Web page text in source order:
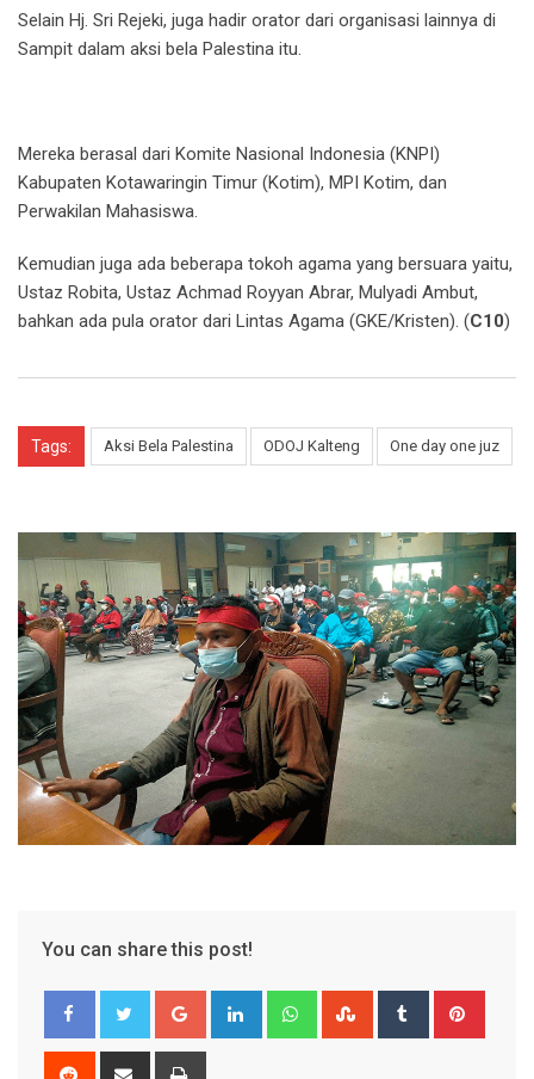
Selain Hj. Sri Rejeki, juga hadir orator dari organisasi lainnya di
Sampit dalam aksi bela Palestina itu.
Mereka berasal dari Komite Nasional Indonesia (KNPI)
Kabupaten Kotawaringin Timur (Kotim), MPI Kotim, dan
Perwakilan Mahasiswa.
Kemudian juga ada beberapa tokoh agama yang bersuara yaitu,
Ustaz Robita, Ustaz Achmad Royyan Abrar, Mulyadi Ambut,
bahkan ada pula orator dari Lintas Agama (GKE/Kristen). (C10)
Tags: Aksi Bela Palestina ODOJ Kalteng One day one juz
You can share this post!
Google+ LinkedIn WhatsappStumbleUpon
Tumblr
Reddit
Share